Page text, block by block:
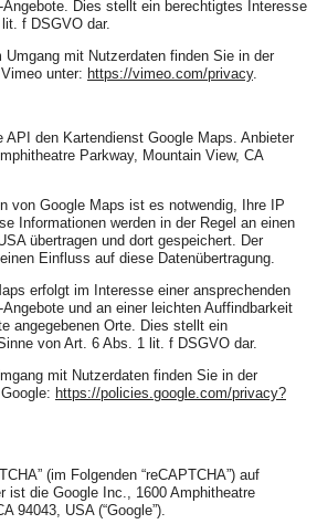
Angebote. Dies stellt ein berechtigtes Interesse
f DSGVO dar.
mit Nutzerdaten finden Sie in der
unter: https://vimeo.com/privacy.
API den Kartendienst Google Maps. Anbieter
Parkway, Mountain View, CA
von Google Maps ist es notwendig, Ihre IP
Informationen werden in der Regel an einen
übertragen und dort gespeichert. Der
Einfluss auf diese Datenübertragung.
erfolgt im Interesse einer ansprechenden
und an einer leichten Auffindbarkeit
angegebenen Orte. Dies stellt ein
von Art. 6 Abs. 1 lit. f DSGVO dar.
mit Nutzerdaten finden Sie in der
https://policies.google.com/privacy?
(im Folgenden “reCAPTCHA”) auf
ist die Google Inc., 1600 Amphitheatre
94043, USA (“Google”).